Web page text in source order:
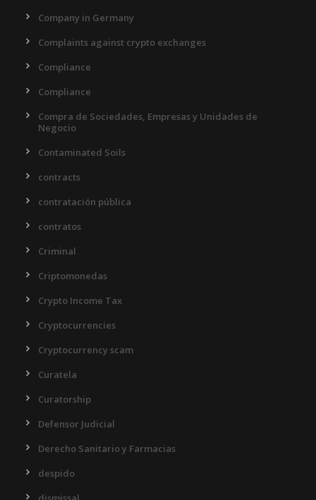
Company in Germany
Complaints against crypto exchanges
Compliance
Compliance
Compra de Sociedades, Empresas y Unidades de
Negocio
Contaminated Soils
contracts
contratación pública
contratos
Criminal
Criptomonedas
Crypto Income Tax
Cryptocurrencies
Cryptocurrency scam
Curatela
Curatorship
Defensor Judicial
Derecho Sanitario y Farmacias
despido